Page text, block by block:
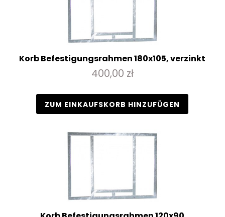
Korb Befestigungsrahmen 180x105, verzinkt
400,00 zł
ZUM EINKAUFSKORB HINZUFÜGEN